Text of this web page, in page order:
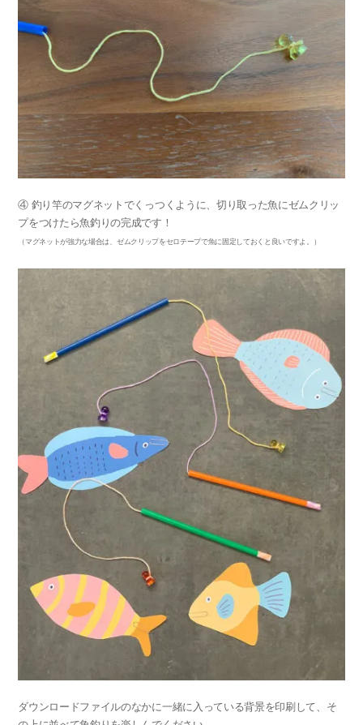
④ 釣り竿のマグネットでくっつくように、切り取った魚にゼムクリッ
プをつけたら魚釣りの完成です！
（マグネットが強力な場合は、ゼムクリップをセロテープで魚に固定しておくと良いですよ。）
ダウンロードファイルのなかに一緒に入っている背景を印刷して、そ